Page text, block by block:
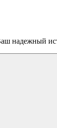
надежный